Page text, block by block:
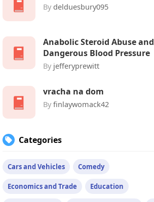
By delduesbury095
Anabolic Steroid Abuse and
Dangerous Blood Pressure
By jefferyprewitt
vracha na dom
By finlaywomack42
Categories
Cars and Vehicles Comedy
Economics and Trade Education